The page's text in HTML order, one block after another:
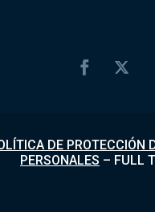
DE PROTECCIÓN
PERSONALES – FULL